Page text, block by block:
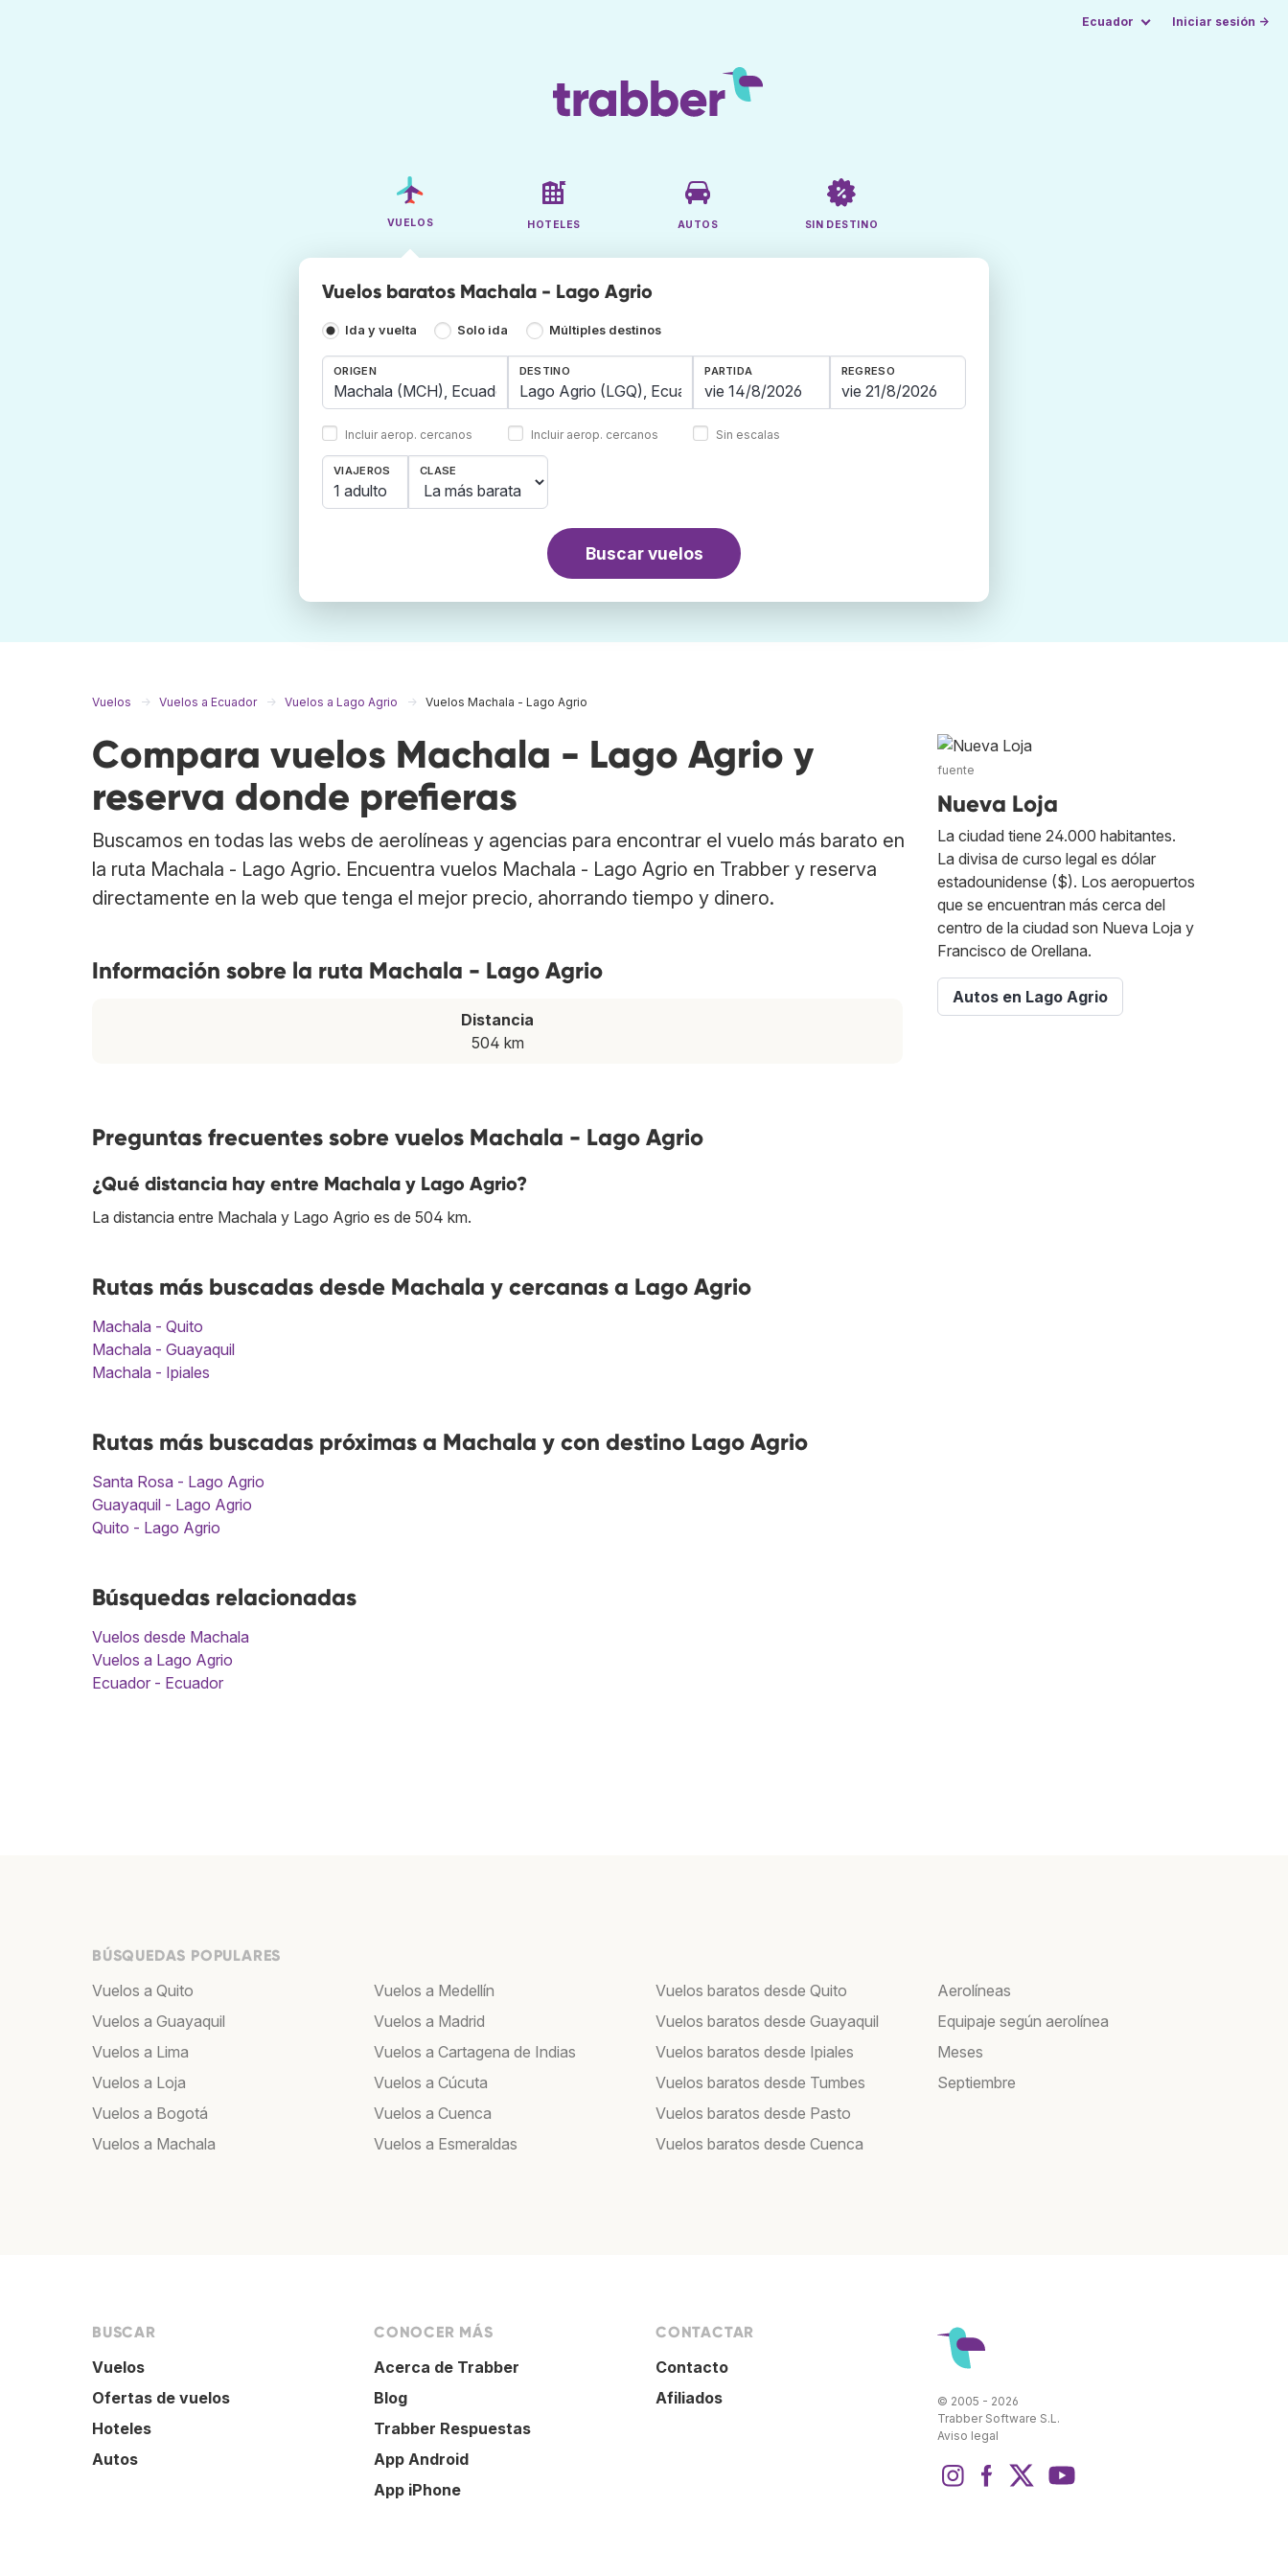
Ecuador Iniciar sesión →
VUELOS HOTELES AUTOS SIN DESTINO
Vuelos baratos Machala - Lago Agrio
Ida y vuelta Solo ida Múltiples destinos
ORIGEN
Incluir aerop. cercanos
DESTINO
Incluir aerop. cercanos
PARTIDA REGRESO
Sin escalas
VIAJEROS
1 adulto
CLASE
Buscar vuelos
Vuelos Vuelos a Ecuador Vuelos a Lago Agrio Vuelos Machala - Lago Agrio
Compara vuelos Machala - Lago Agrio y
reserva donde prefieras
Buscamos en todas las webs de aerolíneas y agencias para encontrar el vuelo más barato en
la ruta Machala - Lago Agrio. Encuentra vuelos Machala - Lago Agrio en Trabber y reserva
directamente en la web que tenga el mejor precio, ahorrando tiempo y dinero.
Información sobre la ruta Machala - Lago Agrio
Distancia
504 km
Preguntas frecuentes sobre vuelos Machala - Lago Agrio
¿Qué distancia hay entre Machala y Lago Agrio?
La distancia entre Machala y Lago Agrio es de 504 km.
Rutas más buscadas desde Machala y cercanas a Lago Agrio
Machala - Quito
Machala - Guayaquil
Machala - Ipiales
Rutas más buscadas próximas a Machala y con destino Lago Agrio
Santa Rosa - Lago Agrio
Guayaquil - Lago Agrio
Quito - Lago Agrio
Búsquedas relacionadas
Vuelos desde Machala
Vuelos a Lago Agrio
Ecuador - Ecuador
fuente
Nueva Loja
La ciudad tiene 24.000 habitantes.
La divisa de curso legal es dólar
estadounidense ($). Los aeropuertos
que se encuentran más cerca del
centro de la ciudad son Nueva Loja y
Francisco de Orellana.
Autos en Lago Agrio
BÚSQUEDAS POPULARES
Vuelos a Quito
Vuelos a Guayaquil
Vuelos a Lima
Vuelos a Loja
Vuelos a Bogotá
Vuelos a Machala
Vuelos a Medellín
Vuelos a Madrid
Vuelos a Cartagena de Indias
Vuelos a Cúcuta
Vuelos a Cuenca
Vuelos a Esmeraldas
Vuelos baratos desde Quito
Vuelos baratos desde Guayaquil
Vuelos baratos desde Ipiales
Vuelos baratos desde Tumbes
Vuelos baratos desde Pasto
Vuelos baratos desde Cuenca
Aerolíneas
Equipaje según aerolínea
Meses
Septiembre
BUSCAR
Vuelos
Ofertas de vuelos
Hoteles
Autos
CONOCER MÁS
Acerca de Trabber
Blog
Trabber Respuestas
App Android
App iPhone
CONTACTAR
Contacto
Afiliados
© 2005 - 2026
Trabber Software S.L.
Aviso legal